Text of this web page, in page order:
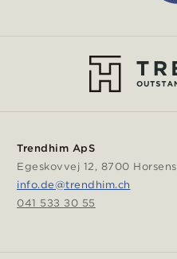
Trendhim ApS
Egeskovvej 12, 8700 Horsens
info.de@trendhim.ch
041 533 30 55